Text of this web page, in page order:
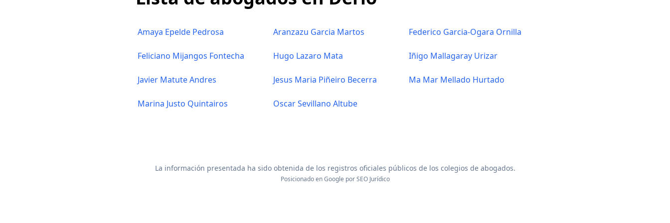
Amaya Epelde Pedrosa Aranzazu Garcia Martos Federico Garcia-Ogara Ornilla
Feliciano Mijangos Fontecha Hugo Lazaro Mata Iñigo Mallagaray Urizar
Javier Matute Andres Jesus Maria Piñeiro Becerra Ma Mar Mellado Hurtado
Marina Justo Quintairos Oscar Sevillano Altube
La información presentada ha sido obtenida de los registros oficiales públicos de los colegios de abogados.
Posicionado en Google porSEO Jurídico